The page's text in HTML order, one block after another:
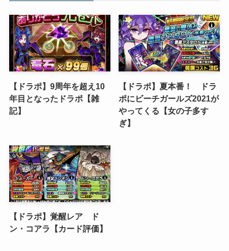
【ドラポ】9周年を超え10
年目となったドラポ【雑
記】
【ドラポ】夏本番！ ドラ
ポにビーチガールズ2021が
やってくる【女の子多す
ぎ】
【ドラポ】覚醒レア ド
ン・コアラ【カード評価】